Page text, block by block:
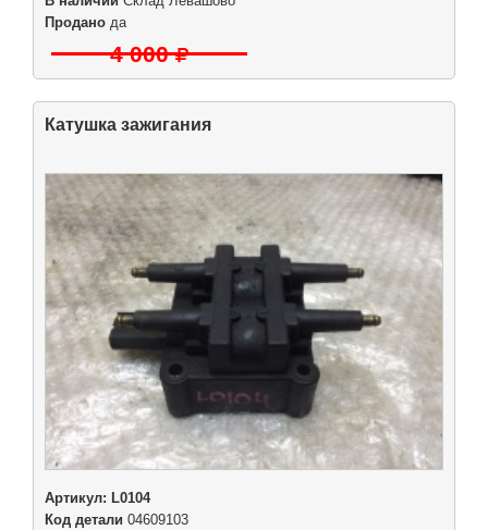
Продано да
4 000
Катушка зажигания
Артикул: L0104
Код детали 04609103